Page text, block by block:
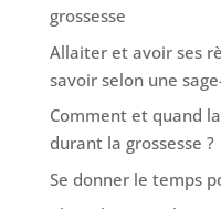
grossesse
Allaiter et avoir ses
savoir selon une
Comment et quand
durant la grossesse ?
Se donner le temps